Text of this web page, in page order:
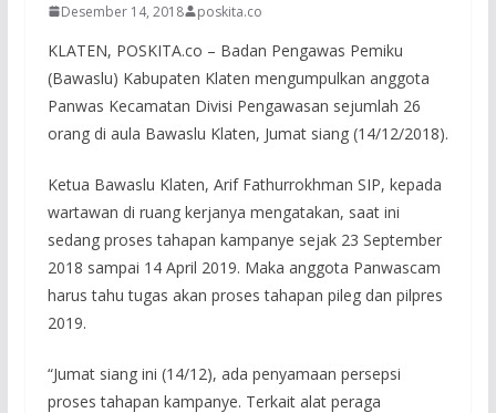
Desember 14, 2018 poskita.co
KLATEN, POSKITA.co – Badan Pengawas Pemiku
(Bawaslu) Kabupaten Klaten mengumpulkan anggota
Panwas Kecamatan Divisi Pengawasan sejumlah 26
orang di aula Bawaslu Klaten, Jumat siang (14/12/2018).
Ketua Bawaslu Klaten, Arif Fathurrokhman SIP, kepada
wartawan di ruang kerjanya mengatakan, saat ini
sedang proses tahapan kampanye sejak 23 September
2018 sampai 14 April 2019. Maka anggota Panwascam
harus tahu tugas akan proses tahapan pileg dan pilpres
2019.
“Jumat siang ini (14/12), ada penyamaan persepsi
proses tahapan kampanye. Terkait alat peraga